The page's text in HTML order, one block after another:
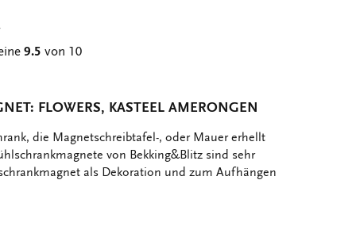
9.5 von 10
FLOWERS, KASTEEL AMERONGEN
die Magnetschreibtafel-, oder Mauer erhellt
von Bekking&Blitz sind sehr
als Dekoration und zum Aufhängen